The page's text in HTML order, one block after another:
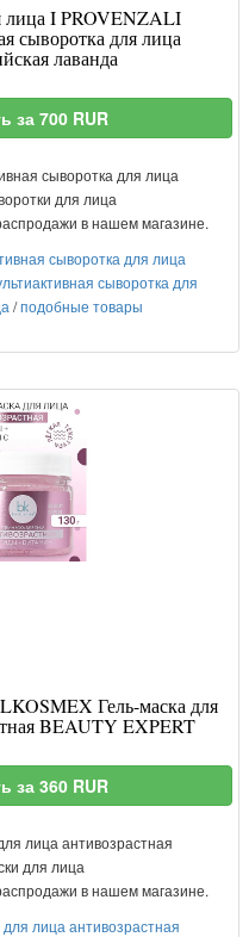
лица I PROVENZALI
сыворотка для лица
лаванда
за 700 RUR
сыворотка для лица
для лица
в нашем магазине.
сыворотка для лица
сыворотка для
/подобные товары
Гель-маска для
BEAUTY EXPERT
за 360 RUR
лица антивозрастная
для лица
в нашем магазине.
для лица антивозрастная